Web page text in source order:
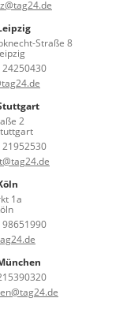
Straße 8
24250430
2
21952530
1a
98651990